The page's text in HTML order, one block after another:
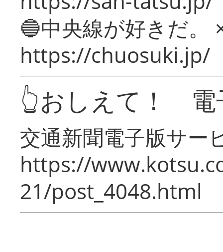
🔵中央線が好きだ。
https://chuosuki.jp/
👆おしえて！ 電
交通新聞電子版サー
https://
21/post_4048.html